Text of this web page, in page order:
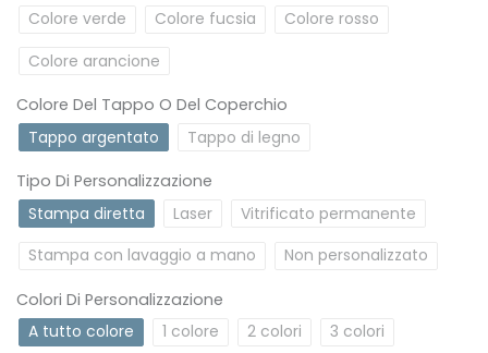
Colore verde
Colore fucsia
Colore rosso
Colore arancione
Colore Del Tappo O Del Coperchio
Tappo argentato
Tappo di legno
Tipo Di Personalizzazione
Stampa diretta
Laser
Vitrificato permanente
Stampa con lavaggio a mano
Non personalizzato
Colori Di Personalizzazione
A tutto colore
1 colore 2 colori
3 colori